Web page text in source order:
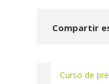
Compartir
Curso de